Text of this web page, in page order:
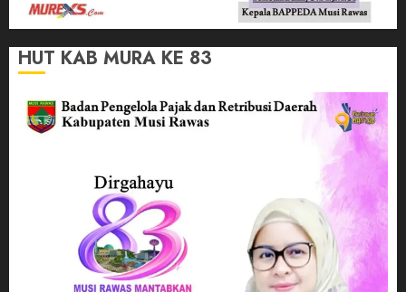
HUT KAB MURA KE 83